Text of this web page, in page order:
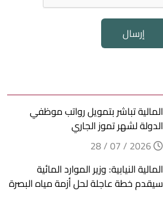
إرسال
المالية تباشر بتمويل رواتب موظفي
الدولة لشهر تموز الجاري
المالية النيابية: وزير الموارد المائية
سيقدم خطة عاجلة لحل أزمة مياه البصرة